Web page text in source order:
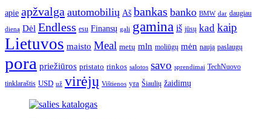
apie apžvalga automobilių Aš bankas banko BMW dar daugiau
dieną Dėl Endless esu Finansų gali gamina iš jūsų kad kaip
Lietuvos maisto Meal metų mln moliūgų mėn naują paslaugų
pora priežiūros pristato rinkos salotos savo sprendimai TechNuovo
tinklaraštis USD už virėjų Vištienos yra Šiaulių žaidimų